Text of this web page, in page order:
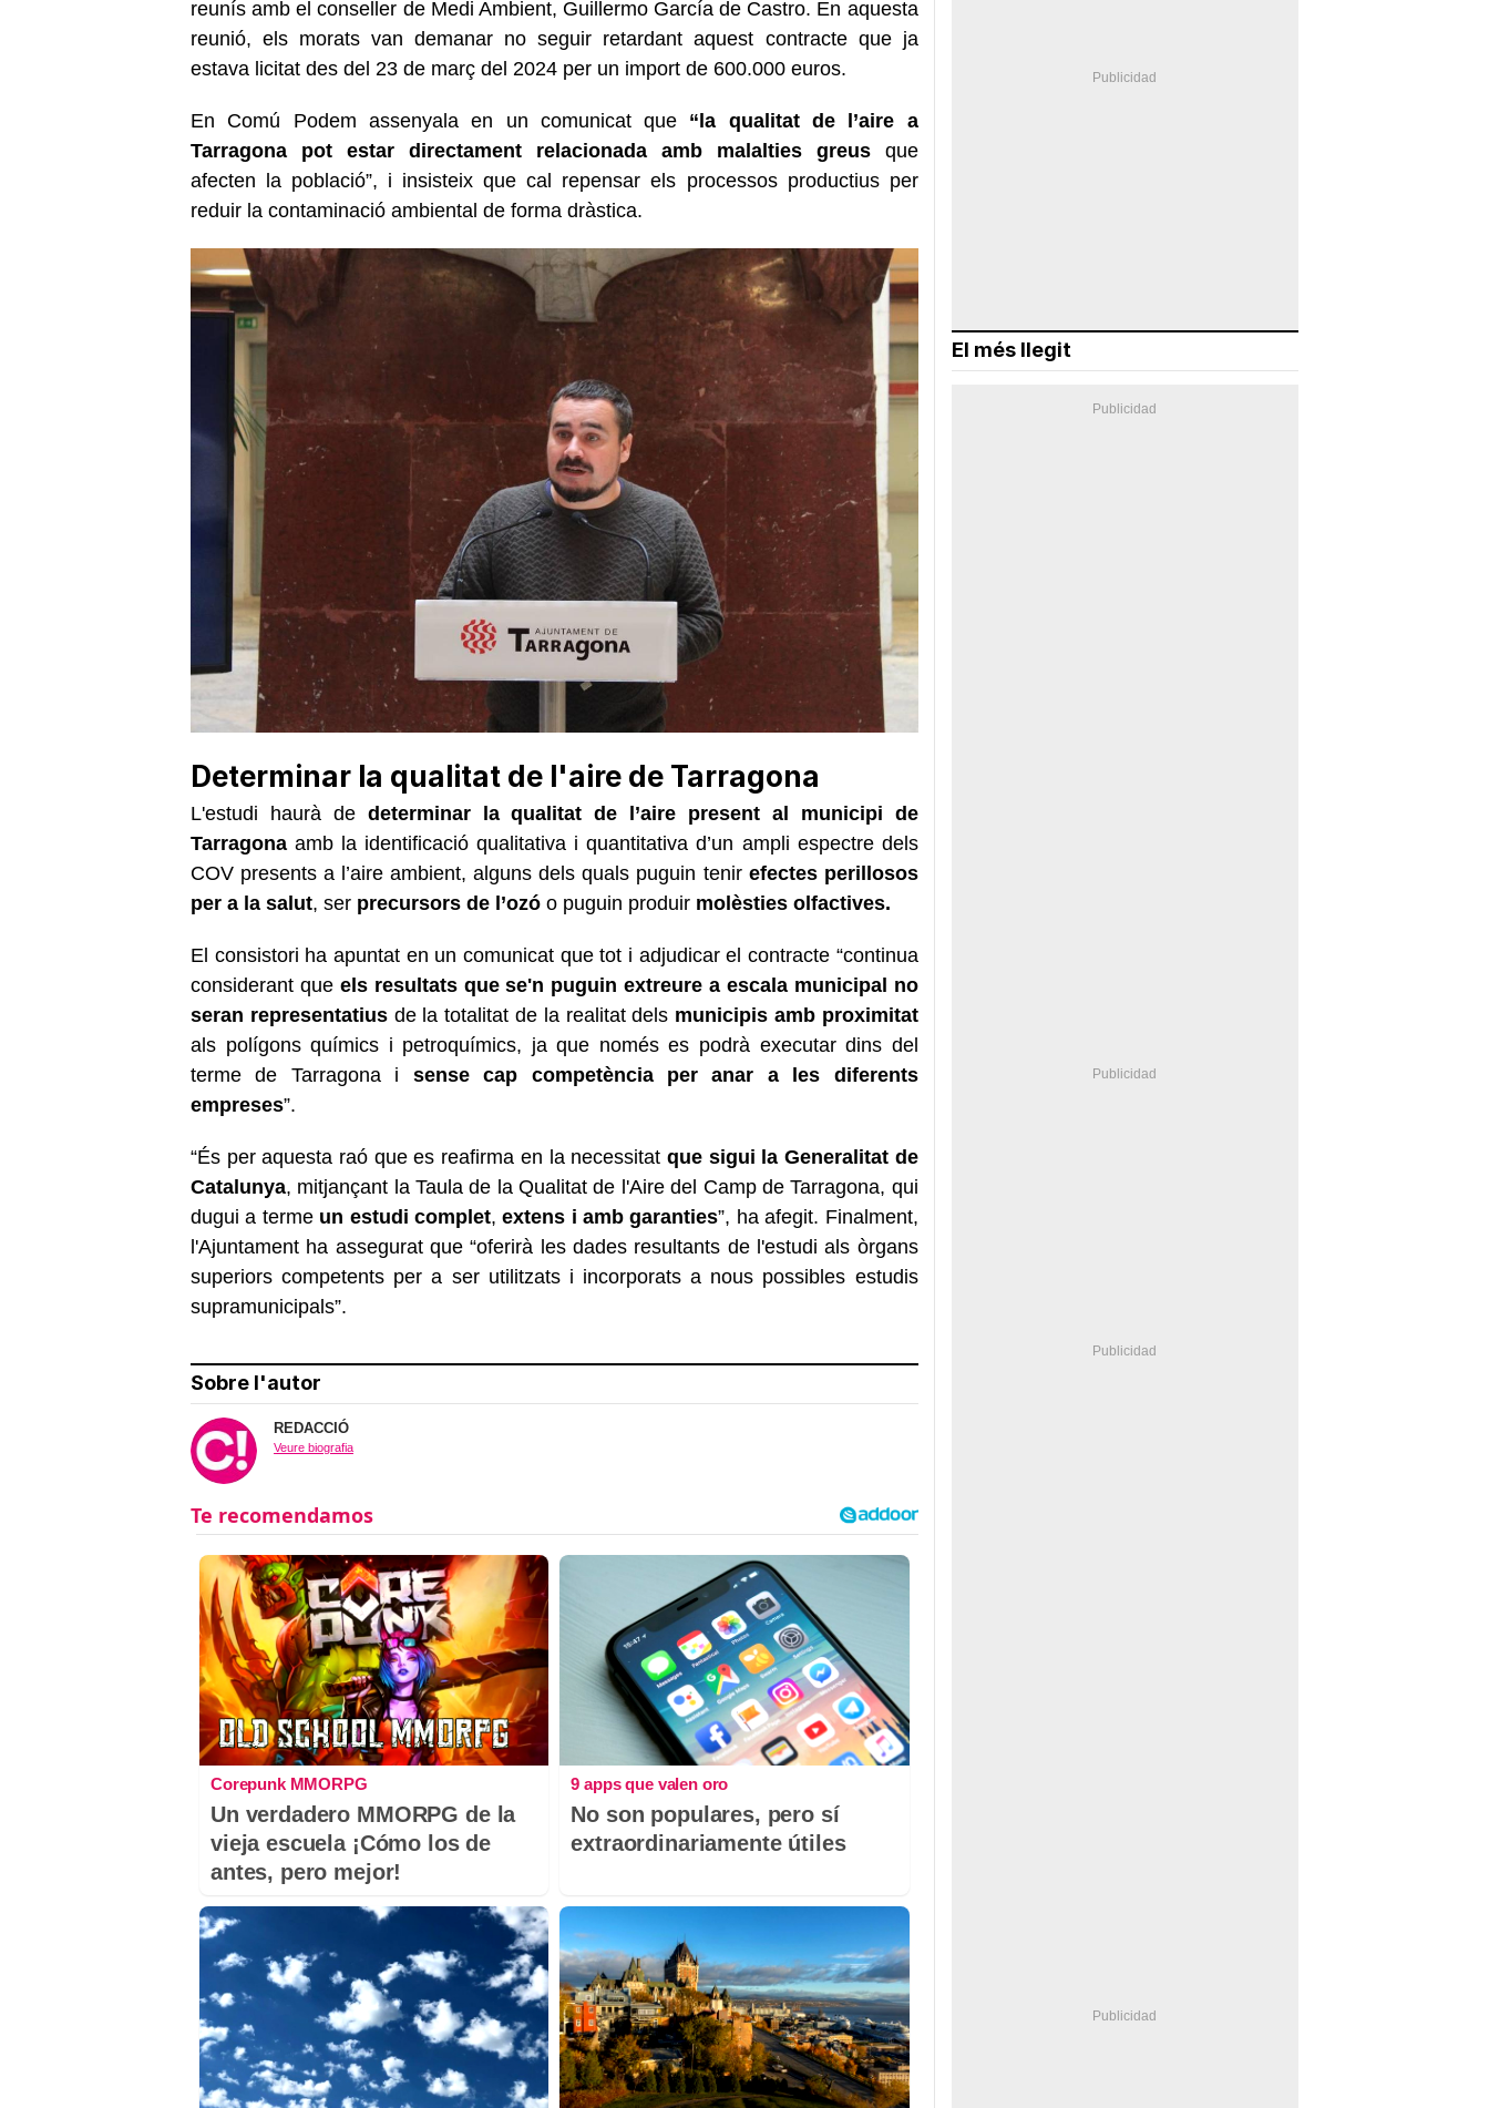
reunís amb el conseller de Medi Ambient, Guillermo García de Castro. En aquesta
reunió, els morats van demanar no seguir retardant aquest contracte que ja
estava licitat des del 23 de març del 2024 per un import de 600.000 euros.
En Comú Podem assenyala en un comunicat que “la qualitat de l’aire a
Tarragona pot estar directament relacionada amb malalties greusque
afecten la població”, i insisteix que cal repensar els processos productius per
reduir la contaminació ambiental de forma dràstica.
Determinar la qualitat de l'aire de Tarragona
L'estudi haurà de determinar la qualitat de l’aire present al municipi de
Tarragona amb la identificació qualitativa i quantitativa d’un ampli espectre dels
COV presents a l’aire ambient, alguns dels quals puguin tenir efectes perillosos
per a la salut, ser precursors de l’ozó o puguin produir molèsties olfactives.
El consistori ha apuntat en un comunicat que tot i adjudicar el contracte “continua
considerant que els resultats que se'n puguin extreure a escala municipal no
seran representatiusde la totalitat de la realitat dels municipis amb proximitat
als polígons químics i petroquímics, ja que només es podrà executar dins del
terme de Tarragona i sense cap competència per anar a les diferents
empreses”.
“És per aquesta raó que es reafirma en la necessitat que sigui la Generalitat de
Catalunya, mitjançant la Taula de la Qualitat de l'Aire del Camp de Tarragona, qui
dugui a terme un estudi complet,extens i amb garanties”, ha afegit. Finalment,
l'Ajuntament ha assegurat que “oferirà les dades resultants de l'estudi als òrgans
superiors competents per a ser utilitzats i incorporats a nous possibles estudis
supramunicipals”.
Sobre l'autor
REDACCIÓ
Veure biografia
Corepunk MMORPG
Un verdadero MMORPG de la
vieja escuela ¡Cómo los de
antes, pero mejor!
9 apps que valen oro
No son populares, pero sí
extraordinariamente útiles
El més llegit